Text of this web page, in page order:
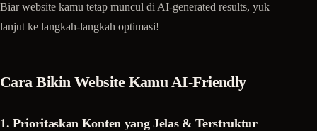
Biar website kamu tetap muncul di AI-generated results, yuk
lanjut ke langkah-langkah optimasi!
Cara Bikin Website Kamu AI-Friendly
1. Prioritaskan Konten yang Jelas & Terstruktur